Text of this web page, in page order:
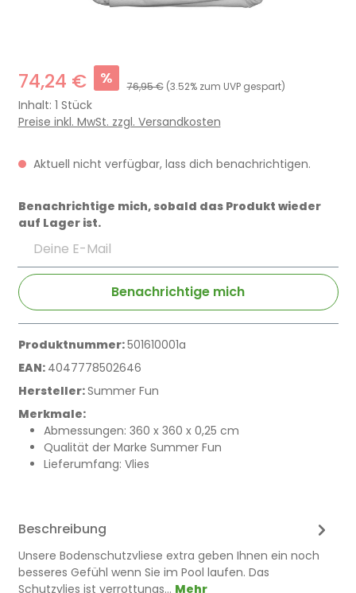
74,24 € % 76,95 € (3.52% zum UVP gespart)
Inhalt: 1 Stück
Preise inkl. MwSt. zzgl. Versandkosten
Aktuell nicht verfügbar, lass dich benachrichtigen.
Benachrichtige mich, sobald das Produkt wieder
auf Lager ist.
Benachrichtige mich
Produktnummer:501610001a
EAN: 4047778502646
Hersteller:Summer Fun
Merkmale:
Abmessungen: 360 x 360 x 0,25 cm
Qualität der Marke Summer Fun
Lieferumfang: Vlies
Beschreibung
Unsere Bodenschutzvliese extra geben Ihnen ein noch
besseres Gefühl wenn Sie im Pool laufen. Das
Schutzvlies ist verrottungs… Mehr